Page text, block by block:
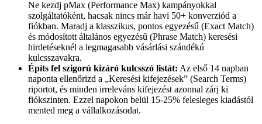
Ne kezdj pMax (Performance Max) kampányokkal
szolgáltatóként, hacsak nincs már havi 50+ konverziód a
fiókban. Maradj a klasszikus, pontos egyezésű (Exact Match)
és módosított általános egyezésű (Phrase Match) keresési
hirdetéseknél a legmagasabb vásárlási szándékú
kulcsszavakra.
Építs fel szigorú kizáró kulcsszó listát: Az első 14 napban
naponta ellenőrizd a „Keresési kifejezések” (Search Terms)
riportot, és minden irreleváns kifejezést azonnal zárj ki
fiókszinten. Ezzel napokon belül 15-25% felesleges kiadástól
mented meg a vállalkozásodat.